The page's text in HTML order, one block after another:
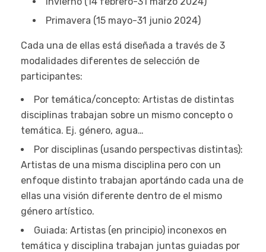
Primavera (15 mayo-31 junio 2024)
Cada una de ellas está diseñada a través de 3
modalidades diferentes de selección de
participantes:
Por temática/concepto: Artistas de distintas
disciplinas trabajan sobre un mismo concepto o
temática. Ej. género, agua…
Por disciplinas (usando perspectivas distintas):
Artistas de una misma disciplina pero con un
enfoque distinto trabajan aportándo cada una de
ellas una visión diferente dentro de el mismo
género artístico.
Guiada: Artistas (en principio) inconexos en
temática y disciplina trabajan juntas guiadas por